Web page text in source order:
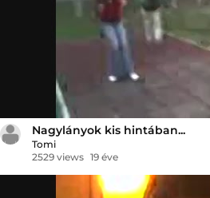
Nagylányok kis hintában...
Tomi
2529 views 19 éve